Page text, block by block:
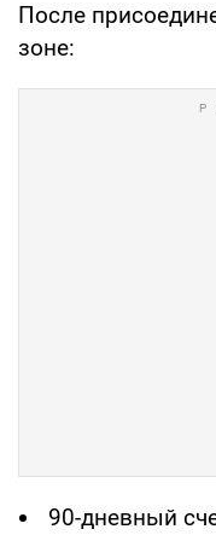
После
зоне:
90-дневный